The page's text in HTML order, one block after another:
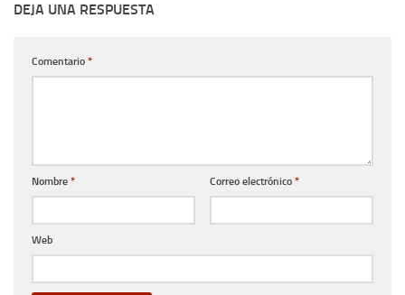
DEJA UNA RESPUESTA
Comentario *
Nombre * Correo electrónico *
Web